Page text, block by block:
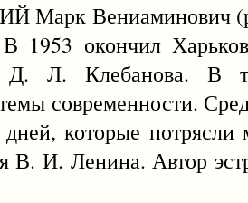
Марк Вениаминович
1953 окончил
Д. Л. Клебанова. В
современности.
которые
В. И. Ленина. Автор